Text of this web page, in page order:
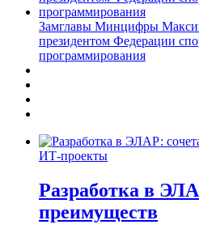
Замглавы Минцифры
президентом Федерации
программирования
ИТ-проекты
Разработка в
преимуществ